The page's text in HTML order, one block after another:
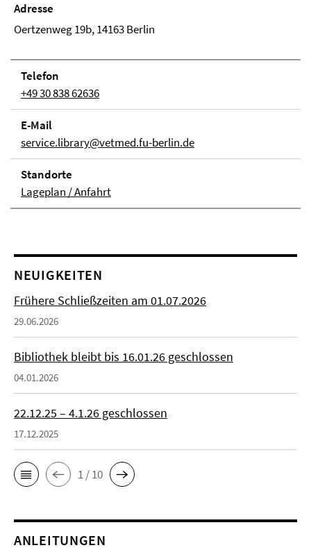
Adresse
Oertzenweg 19b, 14163 Berlin
Telefon
+49 30 838 62636
E-Mail
service.library@vetmed.fu-berlin.de
Stand­orte
Lageplan / Anfahrt
NEUIGKEITEN
Frühere Schließzeiten am 01.07.2026
29.06.2026
Bibliothek bleibt bis 16.01.26 geschlossen
04.01.2026
22.12.25 – 4.1.26 geschlossen
17.12.2025
1 / 10
ANLEITUNGEN